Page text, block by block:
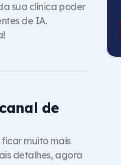
sua clínica poder
de IA.
de
muito mais
detalhes, agora